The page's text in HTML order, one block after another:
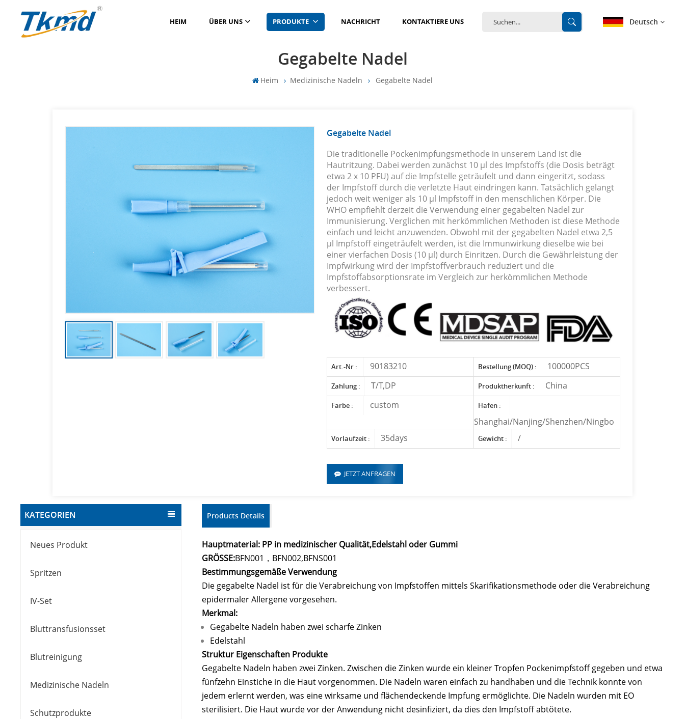
HEIM ÜBER UNS PRODUKTE NACHRICHT KONTAKTIERE UNS Deutsch
Gegabelte Nadel
Heim Medizinische Nadeln Gegabelte Nadel
Gegabelte Nadel
Die traditionelle Pockenimpfungsmethode in unserem Land ist die
Hautritzung. Dabei werden zunächst 10 μl des Impfstoffs (die Dosis beträgt
etwa 2 x 10 PFU) auf die Impfstelle geträufelt und dann eingeritzt, sodass
der Impfstoff durch die verletzte Haut eindringen kann. Tatsächlich gelangt
jedoch weit weniger als 10 μl Impfstoff in den menschlichen Körper. Die
WHO empfiehlt derzeit die Verwendung einer gegabelten Nadel zur
Immunisierung. Verglichen mit herkömmlichen Methoden ist diese Methode
einfach und leicht anzuwenden. Obwohl mit der gegabelten Nadel etwa 2,5
μl Impfstoff eingeträufelt werden, ist die Immunwirkung dieselbe wie bei
einer vierfachen Dosis (10 μl) durch Einritzen. Durch die Gewährleistung der
Impfwirkung wird der Impfstoffverbrauch reduziert und die
Impfstoffabsorptionsrate im Vergleich zur herkömmlichen Methode
verbessert.
Art.-Nr : 90183210 Bestellung (MOQ) : 100000PCS
Zahlung : T/T,DP Produktherkunft : China
Farbe : custom Hafen :
Shanghai/Nanjing/Shenzhen/Ningbo
Vorlaufzeit : 35days Gewicht : /
JETZT ANFRAGEN
KATEGORIEN
Neues Produkt
Spritzen
IV-Set
Bluttransfusionsset
Blutreinigung
Medizinische Nadeln
Schutzprodukte
Products Details
Hauptmaterial: PP in medizinischer Qualität,Edelstahl oder Gummi
GRÖSSE:BFN001， BFN002,BFNS001
Bestimmungsgemäße Verwendung
Die gegabelte Nadel ist für die Verabreichung von Impfstoffen mittels Skarifikationsmethode oder die Verabreichung
epidermaler Allergene vorgesehen.
Merkmal:
Gegabelte Nadeln haben zwei scharfe Zinken
Edelstahl
Struktur Eigenschaften Produkte
Gegabelte Nadeln haben zwei Zinken. Zwischen die Zinken wurde ein kleiner Tropfen Pockenimpfstoff gegeben und etwa
fünfzehn Einstiche in die Haut vorgenommen. Die Nadeln waren einfach zu handhaben und die Technik konnte von
jedem erlernt werden, was eine wirksame und flächendeckende Impfung ermöglichte. Die Nadeln wurden mit EO
sterilisiert. Die Haut wurde vor der Anwendung nicht desinfiziert, da dies den Impfstoff abtötete.